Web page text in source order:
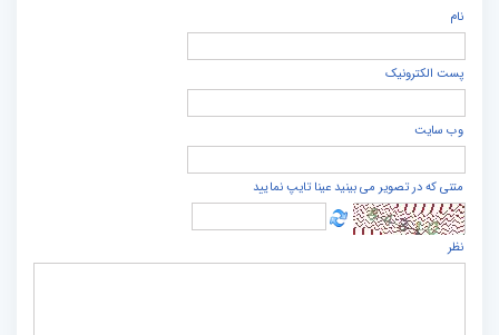
نام
پست الكترونيک
وب سایت
متنی که در تصویر می بینید عینا تایپ نمایید
نظر